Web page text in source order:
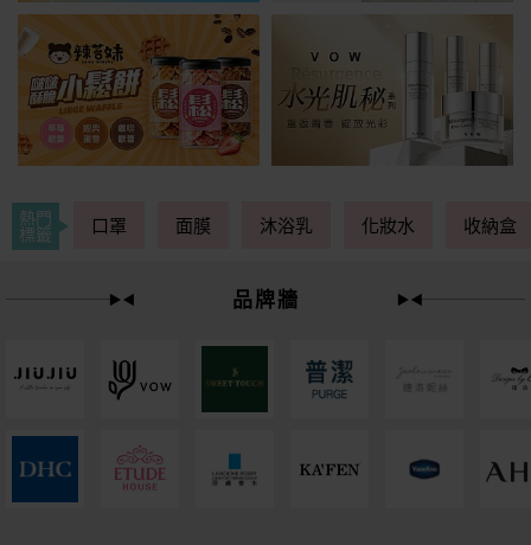
熱門
標籤
口罩 面膜 沐浴乳 化妝水 收納盒
品牌牆